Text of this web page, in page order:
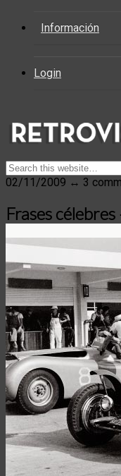
Información
Login
02/11/2009 ↔ 3
Frases